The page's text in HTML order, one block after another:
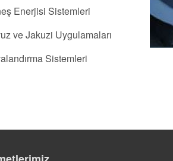
Enerjisi Sistemleri
ve Jakuzi Uygulamaları
Sistemleri